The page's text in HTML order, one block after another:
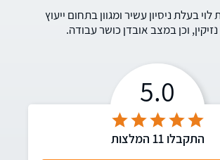
לוי בעלת ניסיון עשיר ומגוון בתחום ייעוץ
וכן במצב אובדן כושר עבודה.
5.0
התקבלו11 המלצות